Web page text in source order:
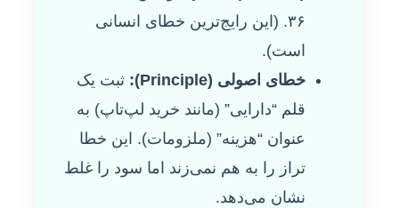
۳۶. (این رایج‌ترین خطای انسانی
است).
خطای اصولی (Principle):
ثبت یک
قلم “دارایی” (مانند خرید لپ‌تاپ) به
عنوان “هزینه” (ملزومات). این خطا
تراز را به هم نمی‌زند اما سود را غلط
نشان می‌دهد.